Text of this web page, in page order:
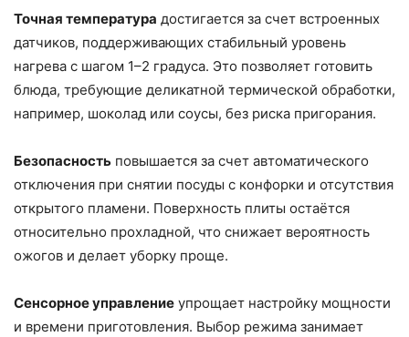
Точная температура достигается за счет встроенных
датчиков, поддерживающих стабильный уровень
нагрева с шагом 1–2 градуса. Это позволяет готовить
блюда, требующие деликатной термической обработки,
например, шоколад или соусы, без риска пригорания.
Безопасность повышается за счет автоматического
отключения при снятии посуды с конфорки и отсутствия
открытого пламени. Поверхность плиты остаётся
относительно прохладной, что снижает вероятность
ожогов и делает уборку проще.
Сенсорное управление упрощает настройку мощности
и времени приготовления. Выбор режима занимает